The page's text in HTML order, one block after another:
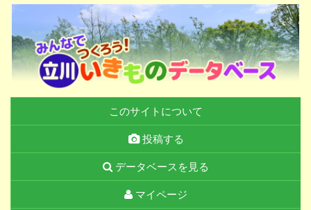
このサイトについて
投稿する
データベースを見る
マイページ